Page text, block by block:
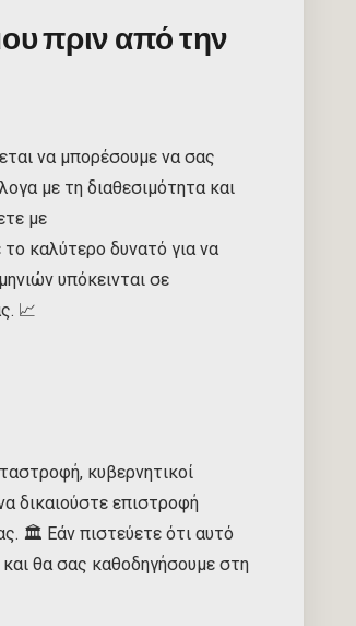
πριν από την
να μπορέσουμε να σας
με τη διαθεσιμότητα και
με
καλύτερο δυνατό για να
υπόκεινται σε
📈
κυβερνητικοί
δικαιούστε επιστροφή
🏛️ Εάν πιστεύετε ότι αυτό
και θα σας καθοδηγήσουμε στη